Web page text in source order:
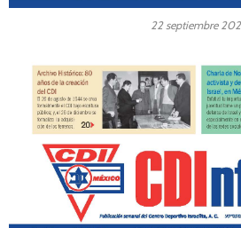
22 septiembre